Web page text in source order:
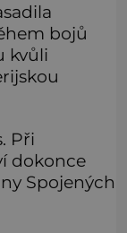
bojů
kvůli
Při
dokonce
Spojených